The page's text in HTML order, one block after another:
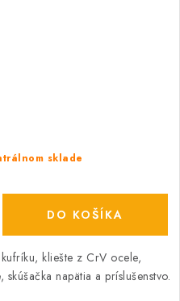
sklade
DO KOŠÍKA
kliešte z CrV ocele,
napätia a príslušenstvo.